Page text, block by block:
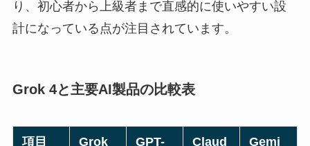
り、初心者から上級者まで直感的に使いやすい設
計になっている点が注目されています。
Grok 4と主要AI製品の比較表
項目
Grok
GPT-
Claud
Gemi